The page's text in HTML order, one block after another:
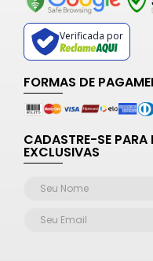
Verificada por
FORMAS DE
CADASTRE-SE PARA
EXCLUSIVAS